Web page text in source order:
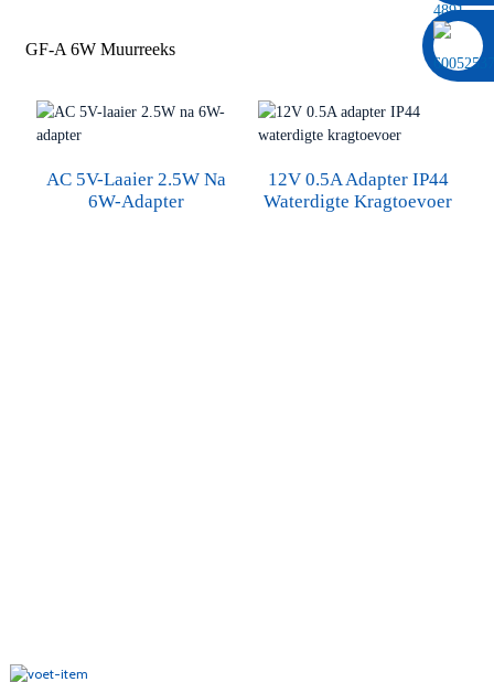
GF-A 6W Muurreeks
AC 5V-Laaier 2.5W Na
6W-Adapter
12V 0.5A Adapter IP44
Waterdigte Kragtoevoer